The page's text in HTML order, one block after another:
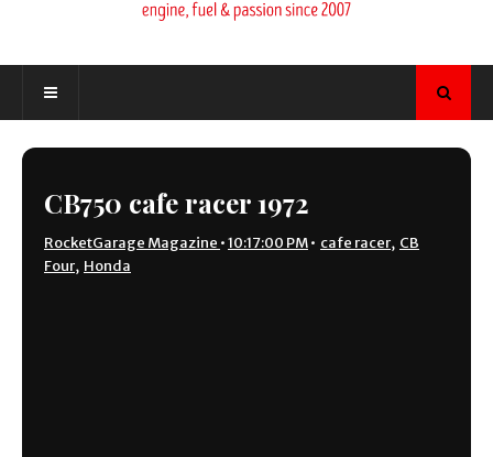
CB750 cafe racer 1972
RocketGarage Magazine •10:17:00 PM• cafe racer, CB
Four, Honda